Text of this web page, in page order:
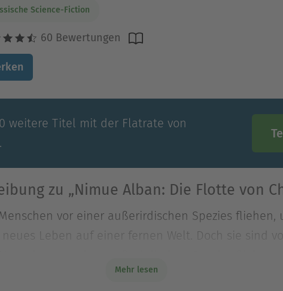
Science-Fiction
60 Bewertungen
weitere Titel mit der Flatrate von
zu „Nimue Alban: Die Flotte von
vor einer außerirdischen Spezies fliehen,
Leben auf einer fernen Welt. Doch sie sind
neues Leben auf einer fernen Welt. Doch sie sind
Mehr lesen